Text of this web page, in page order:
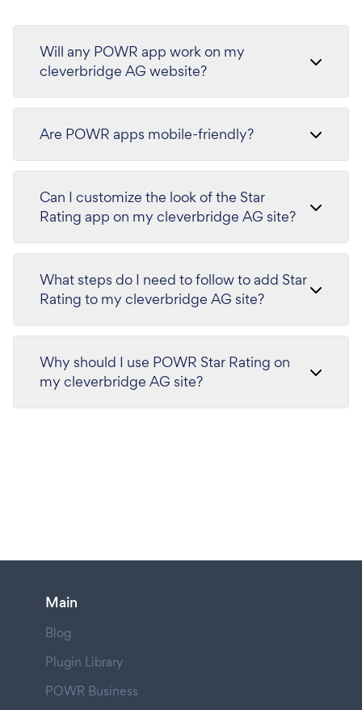
Will any POWR app work on my
cleverbridge AG website?
Are POWR apps mobile-friendly?
Can I customize the look of the Star
Rating app on my cleverbridge AG site?
What steps do I need to follow to add Star
Rating to my cleverbridge AG site?
Why should I use POWR Star Rating on
my cleverbridge AG site?
Main
Blog
Plugin Library
POWR Business